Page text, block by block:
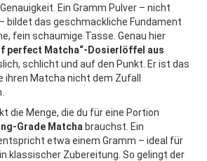
Ein Gramm Pulver – nicht
bildet das geschmackliche Fundament
fein schaumige Tasse. Genau hier
perfect Matcha“-Dosierlöffel aus
schlicht und auf den Punkt. Er ist das
ihren Matcha nicht dem Zufall
die Menge, die du für eine Portion
Grade Matcha brauchst. Ein
etwa einem Gramm – ideal für
klassischer Zubereitung. So gelingt der